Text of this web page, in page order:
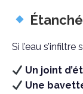
Si l’eau
Un joint
Une